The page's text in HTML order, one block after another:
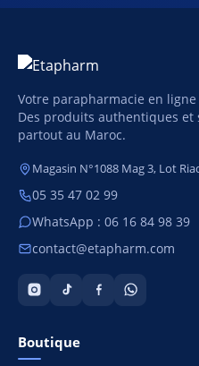
Votre parapharmacie en ligne
Des produits authentiques et
partout au Maroc.
Magasin N°1088 Mag 3, Lot
05 35 47 02 99
WhatsApp : 06 16 84 98 39
contact@etapharm.com
Boutique